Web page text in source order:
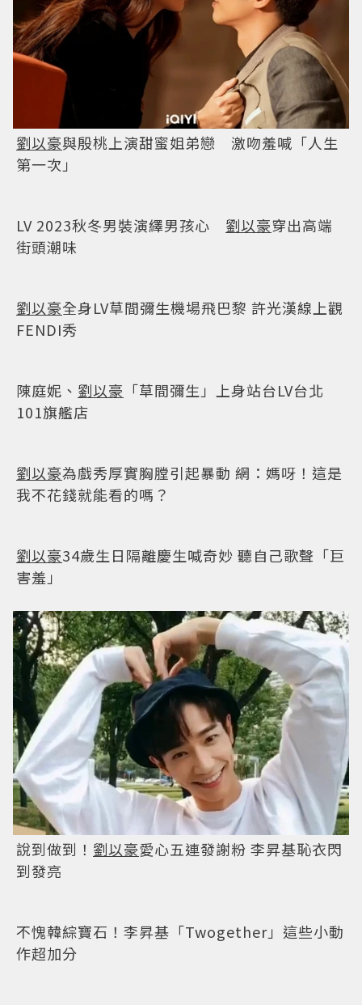
劉以豪與殷桃上演甜蜜姐弟戀 激吻羞喊「人生
第一次」
LV 2023秋冬男裝演繹男孩心 劉以豪穿出高端
街頭潮味
101旗艦店